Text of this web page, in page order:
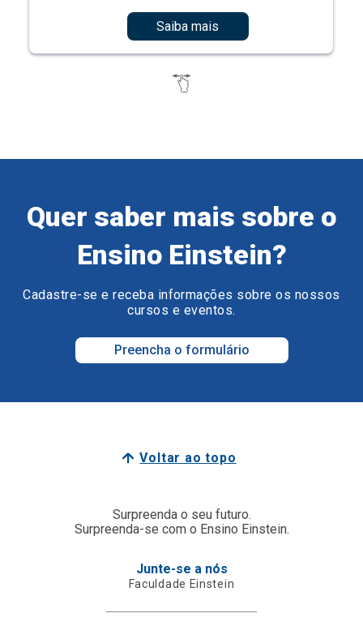
Saiba mais
Quer saber mais sobre o
Ensino Einstein?
Cadastre-se e receba informações sobre os nossos
cursos e eventos.
Preencha o formulário
Voltar ao topo
Surpreenda o seu futuro.
Surpreenda-se com o Ensino Einstein.
Junte-se a nós
Faculdade Einstein